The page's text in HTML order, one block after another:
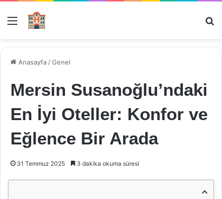
Menü
Anasayfa /Genel
Mersin Susanoğlu’ndaki
En İyi Oteller: Konfor ve
Eğlence Bir Arada
31 Temmuz 2025 3 dakika okuma süresi